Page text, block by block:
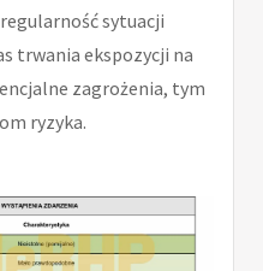
sytuacji
trwania ekspozycji na
zagrożenia, tym
ryzyka.